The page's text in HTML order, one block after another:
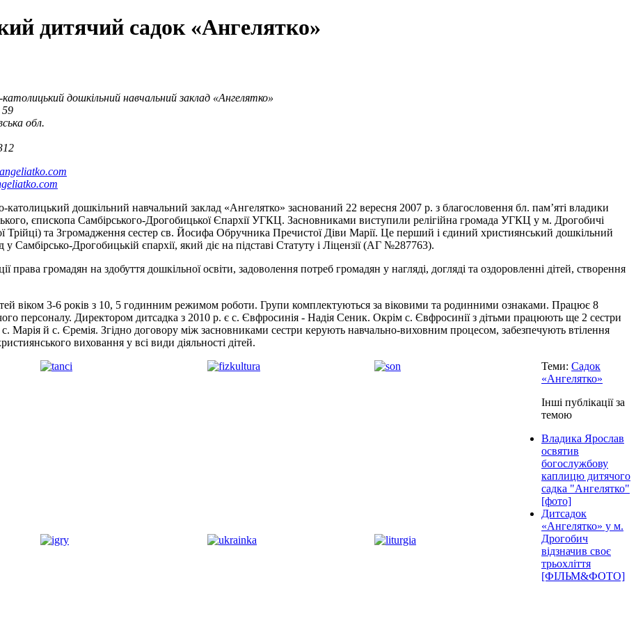
дитячий садок «Ангелятко»
католицький дошкільний навчальний заклад «Ангелятко»
59
обл.
католицький дошкільний навчальний заклад «Ангелятко» заснований 22 вересня 2007 р. з благословення бл. пам’яті владики
єпископа Самбірського-Дрогобицької Єпархії УГКЦ. Засновниками виступили релігійна громада УГКЦ у м. Дрогобичі
Трійці) та Згромадження сестер св. Йосифа Обручника Пречистої Діви Марії. Це перший і єдиний християнський дошкільний
у Самбірсько-Дрогобицькій єпархії, який діє на підставі Статуту і Ліцензії (АГ №287763).
права громадян на здобуття дошкільної освіти, задоволення потреб громадян у нагляді, догляді та оздоровленні дітей, створення
віком 3-6 років з 10, 5 годинним режимом роботи. Групи комплектуються за віковими та родинними ознаками. Працює 8
персоналу. Директором дитсадка з 2010 р. є с. Євфросинія - Надія Сеник. Окрім с. Євфросинії з дітьми працюють ще 2 сестри
й с. Єремія. Згідно договору між засновниками сестри керують навчально-виховним процесом, забезпечують втілення
виховання у всі види діяльності дітей.
Теми: Садок
«Ангелятко»
Інші публікації за
темою
Владика Ярослав
освятив
богослужбову
каплицю дитячого
садка "Ангелятко"
[фото]
Дитсадок
«Ангелятко» у м.
Дрогобич
відзначив своє
трьохліття
[ФІЛЬМ&ФОТО]